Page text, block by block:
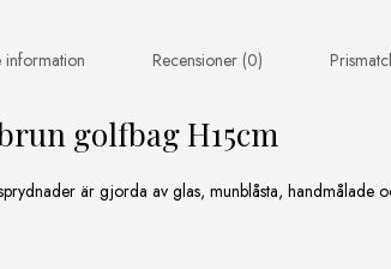
information Recensioner (0)
golfbag H15cm
är gjorda av glas, munblåsta,